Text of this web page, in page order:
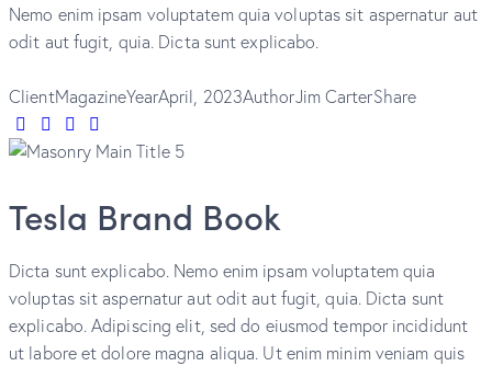
Nemo enim ipsam voluptatem quia voluptas sit aspernatur aut
odit aut fugit, quia. Dicta sunt explicabo.
ClientMagazineYearApril, 2023AuthorJim CarterShare
Tesla Brand Book
Dicta sunt explicabo. Nemo enim ipsam voluptatem quia
voluptas sit aspernatur aut odit aut fugit, quia. Dicta sunt
explicabo. Adipiscing elit, sed do eiusmod tempor incididunt
ut labore et dolore magna aliqua. Ut enim minim veniam quis